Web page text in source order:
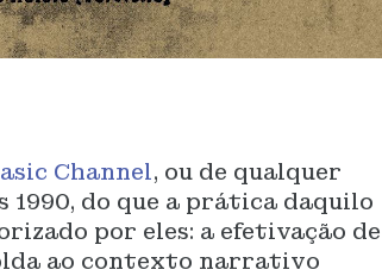
Channel, ou de qualquer
1990, do que a prática daquilo
por eles: a efetivação de
ao contexto narrativo